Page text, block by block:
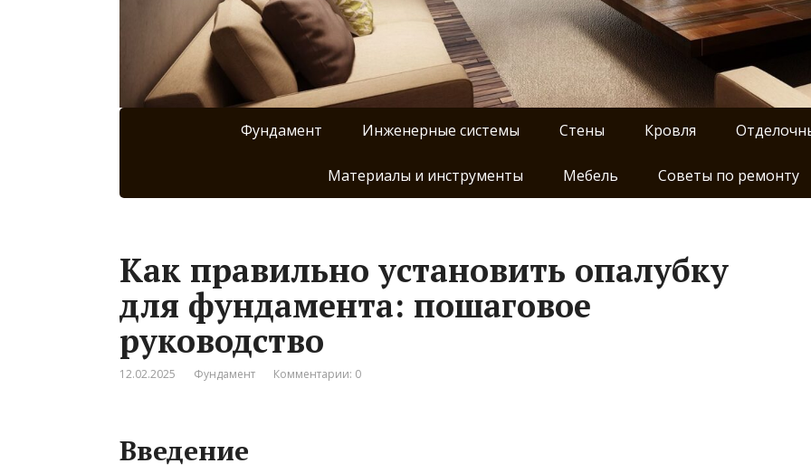
Фундамент Инженерные системы Стены Кровля
Материалы и инструменты Мебель Советы по ремонту
Как правильно установить опалубку
для фундамента: пошаговое
руководство
12.02.2025 Фундамент Комментарии: 0
Введение